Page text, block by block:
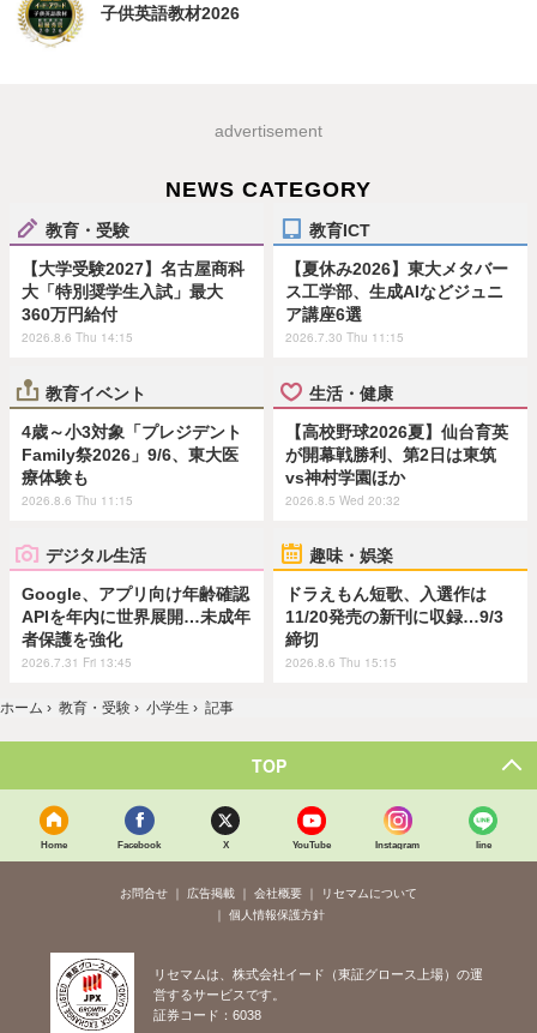
子供英語教材2026
advertisement
NEWS CATEGORY
教育・受験
【大学受験2027】名古屋商科
大「特別奨学生入試」最大
360万円給付
2026.8.6 Thu 14:15
教育ICT
【夏休み2026】東大メタバー
ス工学部、生成AIなどジュニ
ア講座6選
2026.7.30 Thu 11:15
教育イベント
4歳～小3対象「プレジデント
Family祭2026」9/6、東大医
療体験も
2026.8.6 Thu 11:15
生活・健康
【高校野球2026夏】仙台育英
が開幕戦勝利、第2日は東筑
vs神村学園ほか
2026.8.5 Wed 20:32
デジタル生活
Google、アプリ向け年齢確認
APIを年内に世界展開…未成年
者保護を強化
2026.7.31 Fri 13:45
趣味・娯楽
ドラえもん短歌、入選作は
11/20発売の新刊に収録…9/3
締切
2026.8.6 Thu 15:15
ホーム › 教育・受験 › 小学生 › 記事
TOP
Home Facebook X YouTube Instagram line
お問合せ 広告掲載 会社概要
リセマムについて
個人情報保護方針
リセマムは、株式会社イード（東証グロース上場）の運
営するサービスです。
証券コード：6038